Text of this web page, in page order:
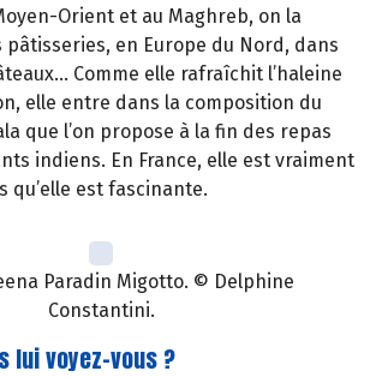
Orient et au Maghreb, on la
pâtisseries, en Europe du Nord, dans
Comme elle rafraîchit l’haleine
elle entre dans la composition du
que l’on propose à la fin des repas
indiens. En France, elle est vraiment
qu’elle est fascinante.
Paradin Migotto. © Delphine
Constantini.
lui voyez-vous ?